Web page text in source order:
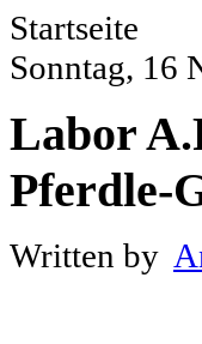
Startseite
Sonntag, 16
Labor
Pferdle-
Written by